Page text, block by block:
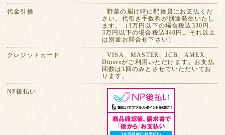
代金引換
野菜の届け時に配達員にお支払くだ
さい。代引き手数料が別途発生いたし
ます。（1万円以下の場合税込330円、
3万円以下の場合税込440円。それ以上
は別途お問合せ下さい）
クレジットカード
VISA、MASTER、JCB、AMEX、
Dinersがご利用いただけます。お支払
回数は1回のみとさせていただいてお
ります。
NP後払い